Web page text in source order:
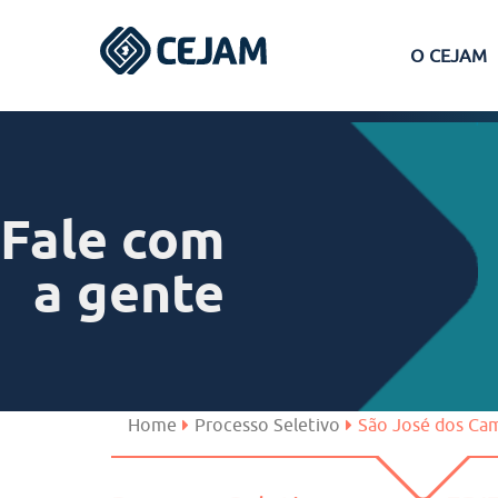
O CEJAM
Ferraz de Vasconcelos
São José dos Campos
Fale com
a gente
Home Processo Seletivo São José dos